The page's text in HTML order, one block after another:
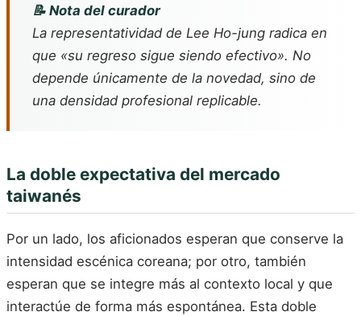
📝 Nota del curador
La representatividad de Lee Ho-jung radica en
que «su regreso sigue siendo efectivo». No
depende únicamente de la novedad, sino de
una densidad profesional replicable.
La doble expectativa del mercado
taiwanés
Por un lado, los aficionados esperan que conserve la
intensidad escénica coreana; por otro, también
esperan que se integre más al contexto local y que
interactúe de forma más espontánea. Esta doble